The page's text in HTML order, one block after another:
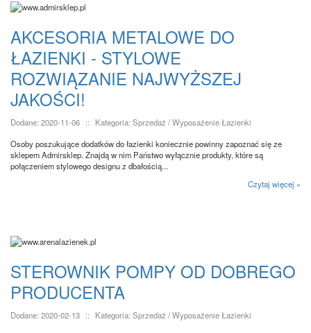
AKCESORIA METALOWE DO
ŁAZIENKI - STYLOWE
ROZWIĄZANIE NAJWYŻSZEJ
JAKOŚCI!
Dodane: 2020-11-06 ::
Kategoria: Sprzedaż / Wyposażenie Łazienki
Osoby poszukujące dodatków do łazienki koniecznie powinny zapoznać się ze
sklepem Admirsklep. Znajdą w nim Państwo wyłącznie produkty, które są
połączeniem stylowego designu z dbałością...
Czytaj więcej »
STEROWNIK POMPY OD DOBREGO
PRODUCENTA
Dodane: 2020-02-13 ::
Kategoria: Sprzedaż / Wyposażenie Łazienki